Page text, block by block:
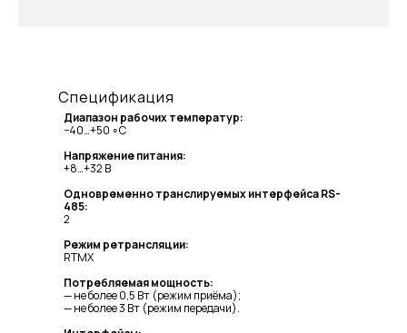
Спецификация
Диапазон рабочих температур:
−40…+50 ∘С
Напряжение питания:
+8…+32 В
Одновременно транслируемых интерфейса RS-
485:
2
Режим ретрансляции:
RTMX
Потребляемая мощность:
— не более 0,5 Вт (режим приёма);
— не более 3 Вт (режим передачи).